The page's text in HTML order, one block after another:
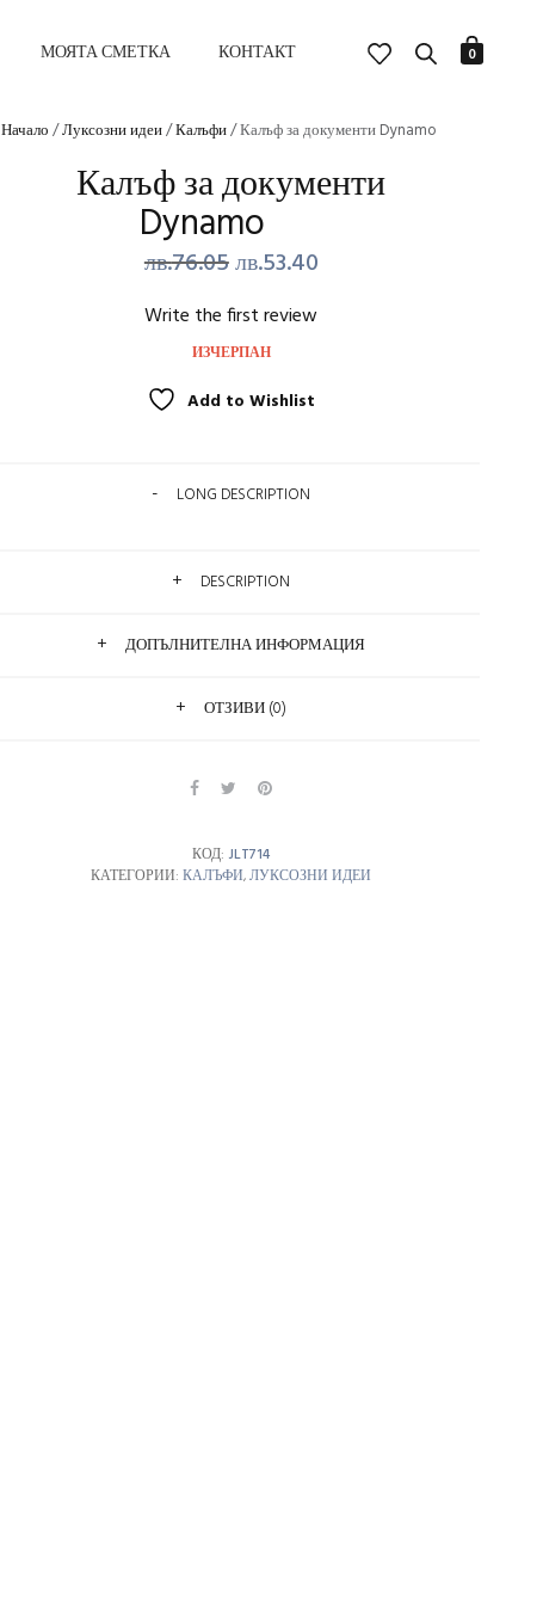
МОЯТА СМЕТКА КОНТАКТ 0
Начало/Луксозни идеи/Калъфи/ Калъф за документи Dynamo
Калъф за документи
Dynamo
лв.76.05Original
price
was:
лв.53.40Текущата
Write the first review
ИЗЧЕРПАН
Add to Wishlist
LONG DESCRIPTION
DESCRIPTION
ДОПЪЛНИТЕЛНА ИНФОРМАЦИЯ
ОТЗИВИ (0)
КОД: JLT714
КАТЕГОРИИ:КАЛЪФИ,ЛУКСОЗНИ ИДЕИ